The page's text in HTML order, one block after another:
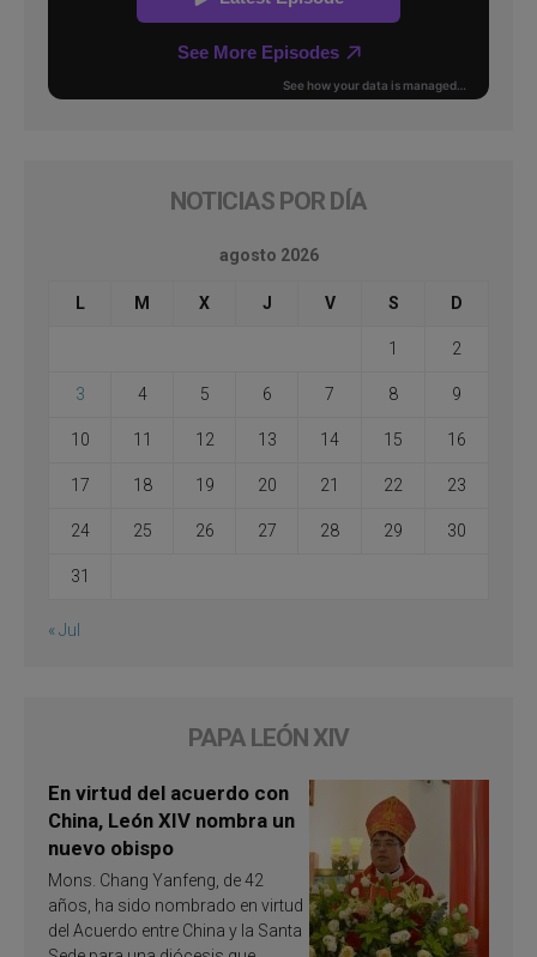
NOTICIAS POR DÍA
agosto 2026
L M X J V S D
1 2
3 4 5 6 7 8 9
10 11 12 13 14 15 16
17 18 19 20 21 22 23
24 25 26 27 28 29 30
31
« Jul
PAPA LEÓN XIV
En virtud del acuerdo con
China, León XIV nombra un
nuevo obispo
Mons. Chang Yanfeng, de 42
años, ha sido nombrado en virtud
del Acuerdo entre China y la Santa